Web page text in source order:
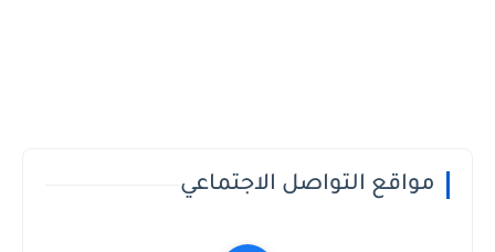
مواقع التواصل الاجتماعي